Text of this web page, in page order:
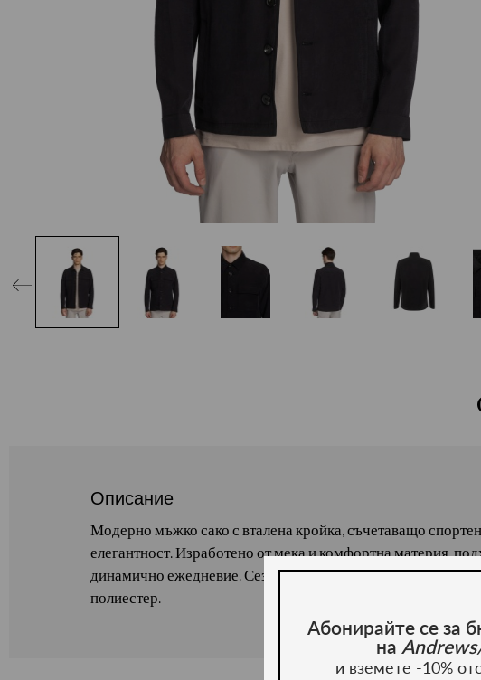
Описание
Модерно мъжко сако с вталена кройка, съчетаващо
елегантност. Изработено от мека и комфортна материя,
динамично ежедневие. Сезон : пролет / лято. Състав: 90%
полиестер.
Абонирайте се за
на
и вземете -10%